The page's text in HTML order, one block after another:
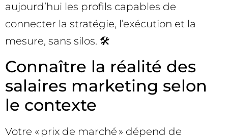
aujourd’hui les profils capables de
connecter la stratégie, l’exécution et la
mesure, sans silos. 🛠️
Connaître la réalité des
salaires marketing selon
le contexte
Votre « prix de marché » dépend de